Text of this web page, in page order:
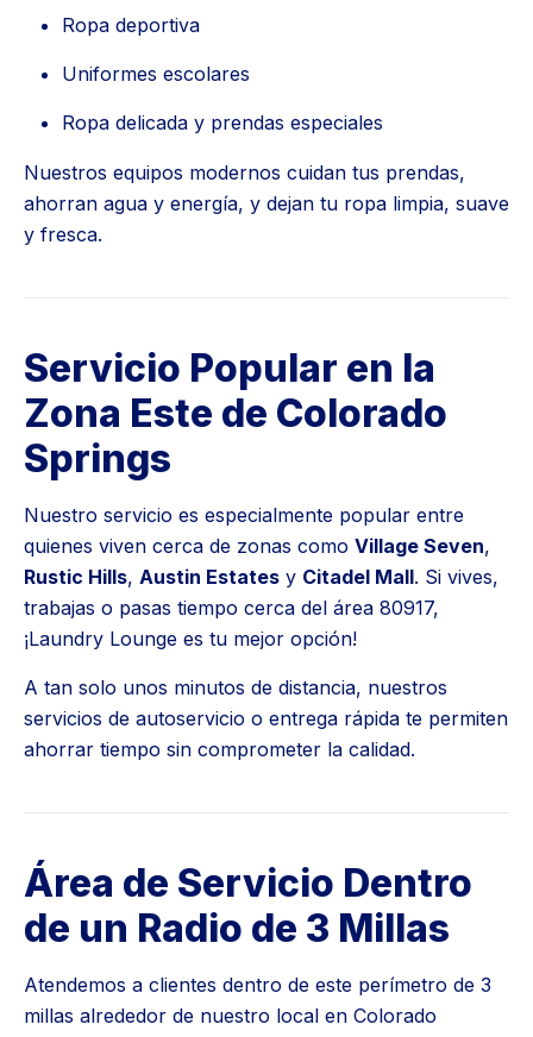
Ropa deportiva
Uniformes escolares
Ropa delicada y prendas especiales
Nuestros equipos modernos cuidan tus prendas,
ahorran agua y energía, y dejan tu ropa limpia, suave
y fresca.
Servicio Popular en la
Zona Este de Colorado
Springs
Nuestro servicio es especialmente popular entre
quienes viven cerca de zonas como Village Seven,
Rustic Hills, Austin Estates y Citadel Mall. Si vives,
trabajas o pasas tiempo cerca del área 80917,
¡Laundry Lounge es tu mejor opción!
A tan solo unos minutos de distancia, nuestros
servicios de autoservicio o entrega rápida te permiten
ahorrar tiempo sin comprometer la calidad.
Área de Servicio Dentro
de un Radio de 3 Millas
Atendemos a clientes dentro de este perímetro de 3
millas alrededor de nuestro local en Colorado